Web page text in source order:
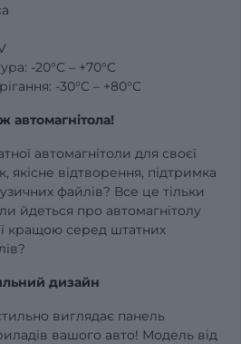
-20°C – +70°C
-30°C – +80°C
автомагнітола!
автомагнітоли для своєї
якісне відтворення, підтримка
файлів? Все це тільки
йдеться про автомагнітолу
кращою серед штатних
дизайн
виглядає панель
вашого авто! Модель від